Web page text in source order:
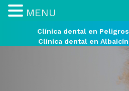
Clínica dental en Peligros
Clínica dental en Albaicín
MENU